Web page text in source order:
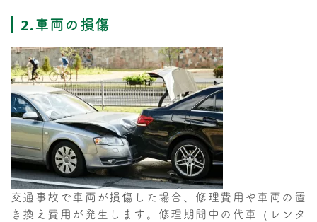
2.車両の損傷
交通事故で車両が損傷した場合、修理費用や車両の置
き換え費用が発生します。修理期間中の代車（レンタ